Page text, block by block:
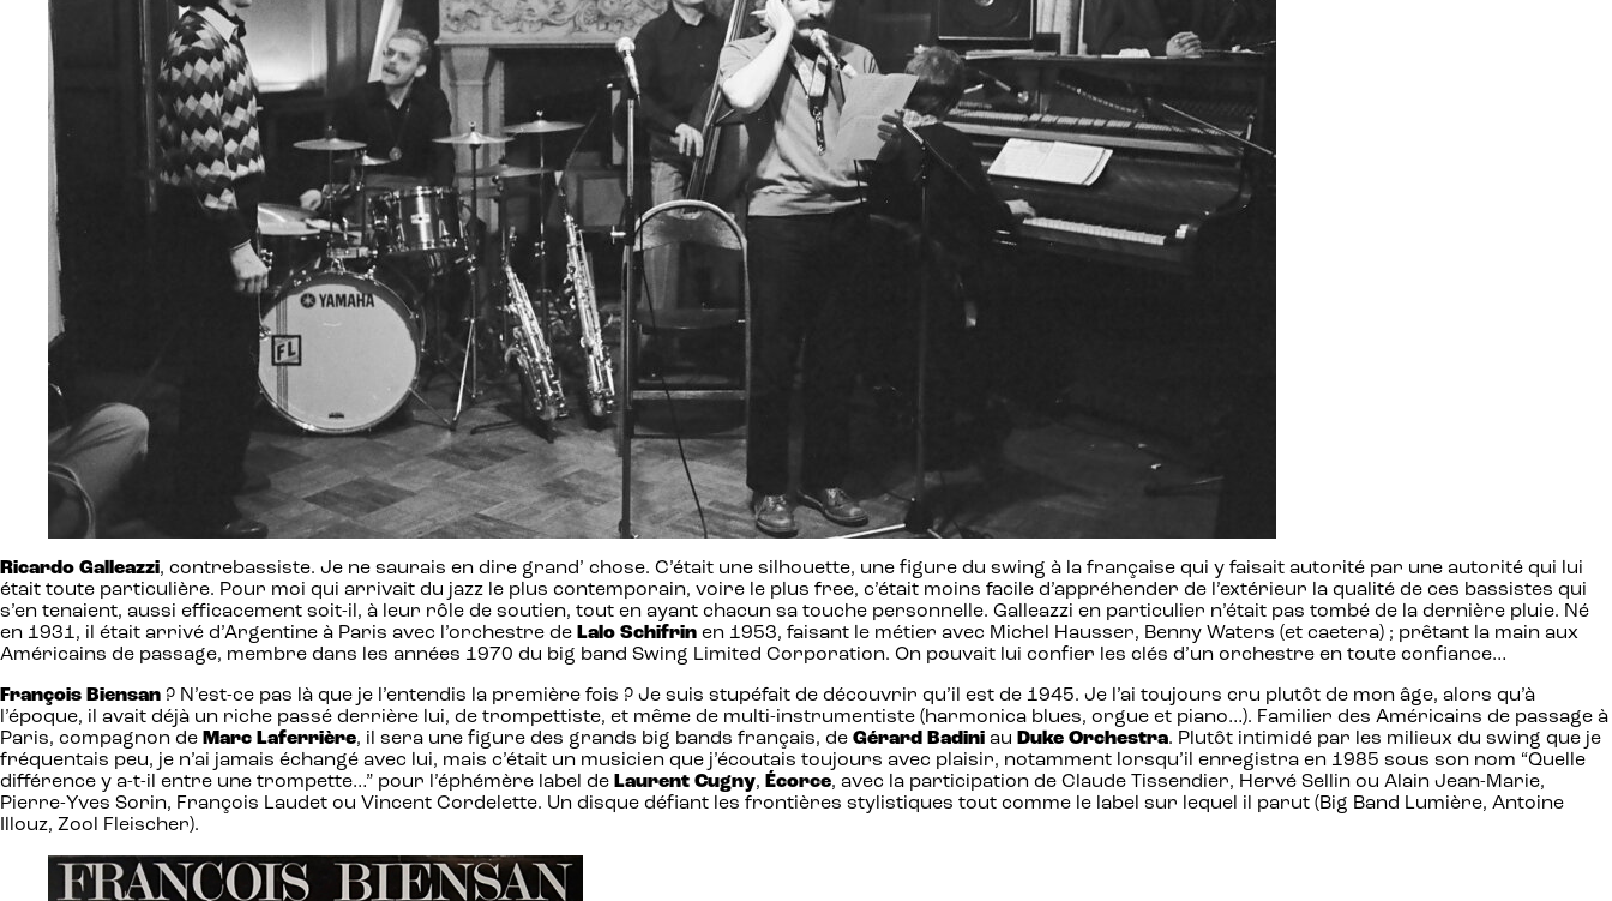
Ricardo Galleazzi, contrebassiste. Je ne saurais en dire grand’ chose. C’était une silhouette, une figure du swing à la française qui y faisait autorité par une autorité qui lui
était toute particulière. Pour moi qui arrivait du jazz le plus contemporain, voire le plus free, c’était moins facile d’appréhender de l’extérieur la qualité de ces bassistes qui
s’en tenaient, aussi efficacement soit-il, à leur rôle de soutien, tout en ayant chacun sa touche personnelle. Galleazzi en particulier n’était pas tombé de la dernière pluie. Né
en 1931, il était arrivé d’Argentine à Paris avec l’orchestre de Lalo Schifrin en 1953, faisant le métier avec Michel Hausser, Benny Waters (et caetera) ; prêtant la main aux
Américains de passage, membre dans les années 1970 du big band Swing Limited Corporation. On pouvait lui confier les clés d’un orchestre en toute confiance…
François Biensan ? N’est-ce pas là que je l’entendis la première fois ? Je suis stupéfait de découvrir qu’il est de 1945. Je l’ai toujours cru plutôt de mon âge, alors qu’à
l’époque, il avait déjà un riche passé derrière lui, de trompettiste, et même de multi-instrumentiste (harmonica blues, orgue et piano…). Familier des Américains de passage à
Paris, compagnon de Marc Laferrière, il sera une figure des grands big bands français, de Gérard Badini au Duke Orchestra. Plutôt intimidé par les milieux du swing que je
fréquentais peu, je n’ai jamais échangé avec lui, mais c’était un musicien que j’écoutais toujours avec plaisir, notamment lorsqu’il enregistra en 1985 sous son nom “Quelle
différence y a-t-il entre une trompette…” pour l’éphémère label de Laurent Cugny, Écorce, avec la participation de Claude Tissendier, Hervé Sellin ou Alain Jean-Marie,
Pierre-Yves Sorin, François Laudet ou Vincent Cordelette. Un disque défiant les frontières stylistiques tout comme le label sur lequel il parut (Big Band Lumière, Antoine
Illouz, Zool Fleischer).